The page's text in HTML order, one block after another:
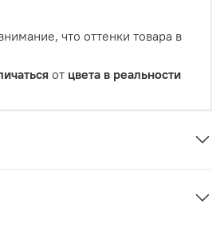
что оттенки товара в
от цвета в реальности